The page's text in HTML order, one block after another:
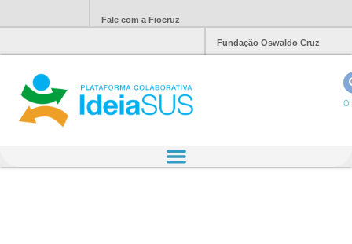
Fale com a Fiocruz
Fundação Oswaldo Cruz